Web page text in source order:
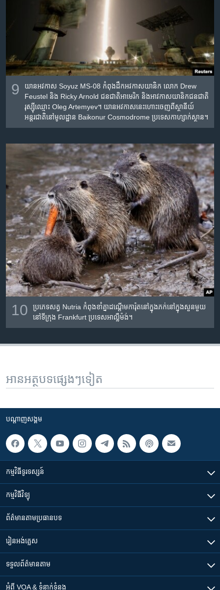
9
យាន​អវកាស​ Soyuz MS-08 កំពុង​ដឹក​អវកាសយានិក​ លោក Drew
Feustel និង Ricky Arnold ជន​ជាតិ​អាមេរិក និង​អាវកាស​យានិក​ជន​ជាតិ​
រុស្ស៊ី​ឈ្មោះ Oleg Artemyev។ យាន​អវកាស​នេះ​ហោះ​ចេញ​ពី​ស្ថានីយ៍​
អន្តរជាតិ​នៅ​មូលដ្ឋាន​ Baikonur Cosmodrome ប្រទេស​កាហ្សាក់ស្ថាន។
10
ប្រភេទ​សត្វ Nutria កំពុង​ខាំ​គ្នា​ដណ្ដើម​ការ៉ុត​នៅ​ក្នុង​ភក់​នៅក្នុង​​សួន​មួយ​
នៅ​​ទីក្រុង​ Frankfurt ប្រទេស​អាល្លឺម៉ង់។
អានអត្ថបទផ្សេងៗទៀត
បណ្តាញ​សង្គម
កម្មវិធី​ទូរទស្សន៍
កម្មវិធី​វិទ្យុ
ព័ត៌មាន​តាមប្រធានបទ​
រៀន​​អង់គ្លេស
ទទួល​ព័ត៌មាន​តាម
អំពី​ VOA & ទំនាក់ទំនង